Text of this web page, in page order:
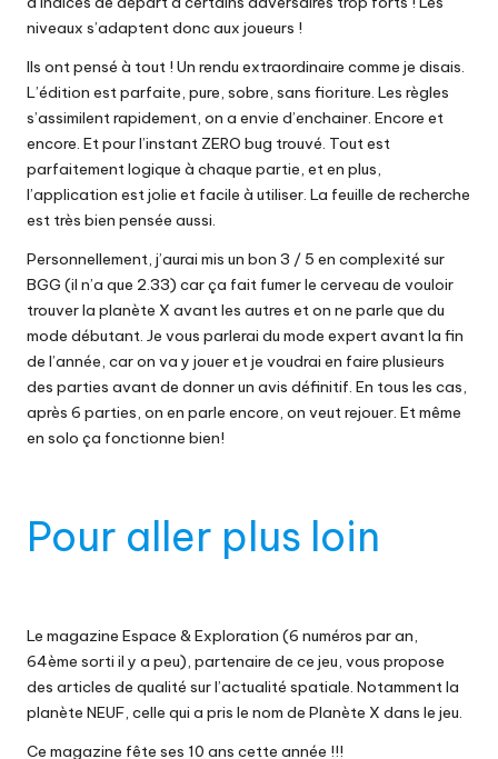
niveaux s’adaptent donc aux joueurs !
Ils ont pensé à tout ! Un rendu extraordinaire comme je disais.
L’édition est parfaite, pure, sobre, sans fioriture. Les règles
s’assimilent rapidement, on a envie d’enchainer. Encore et
encore. Et pour l’instant ZERO bug trouvé. Tout est
parfaitement logique à chaque partie, et en plus,
l’application est jolie et facile à utiliser. La feuille de recherche
est très bien pensée aussi.
Personnellement, j’aurai mis un bon 3 / 5 en complexité sur
BGG (il n’a que 2.33) car ça fait fumer le cerveau de vouloir
trouver la planète X avant les autres et on ne parle que du
mode débutant. Je vous parlerai du mode expert avant la fin
de l’année, car on va y jouer et je voudrai en faire plusieurs
des parties avant de donner un avis définitif. En tous les cas,
après 6 parties, on en parle encore, on veut rejouer. Et même
en solo ça fonctionne bien!
Pour aller plus loin
Le magazine Espace & Exploration (6 numéros par an,
64ème sorti il y a peu), partenaire de ce jeu, vous propose
des articles de qualité sur l’actualité spatiale. Notamment la
planète NEUF, celle qui a pris le nom de Planète X dans le jeu.
Ce magazine fête ses 10 ans cette année !!!